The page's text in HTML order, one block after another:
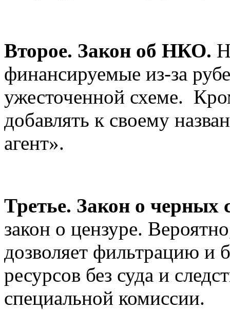
Второе. Закон об НКО.
финансируемые из-за
ужесточенной схеме.
добавлять к своему
агент».
Третье. Закон о черных
закон о цензуре.
дозволяет фильтрацию и
ресурсов без суда и
специальной комиссии.